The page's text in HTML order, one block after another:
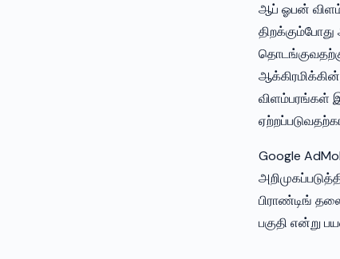
ஆப் ஓபன்
விளம்பரங்கள்
Google
பிராண்டிங்
பகுதி என்று